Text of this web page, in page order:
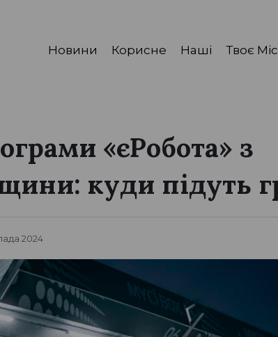
Новини Корисне Наші Твоє
«єРобота» з
куди підуть
2024